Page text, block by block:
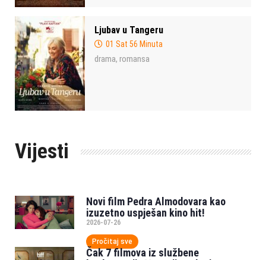
Ljubav u Tangeru
01 Sat 56 Minuta
drama, romansa
Vijesti
Novi film Pedra Almodovara kao
izuzetno uspješan kino hit!
2026-07-26
Pročitaj sve
Čak 7 filmova iz službene